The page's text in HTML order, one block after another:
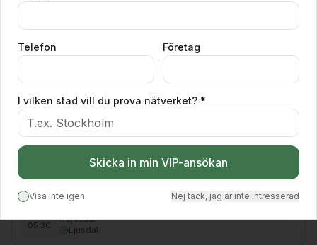
05:30
Nätverksfrukost: Leva bra leva bäst
Klubb 1971 Njurunda SK
1
SEP.
09:30
Nätverksträff med föreläsare
Nätverkslunch: Leva bra leva bäst
HuFF x House Be
2
05:30
Nätverksfrukost: Leva bra leva bäst
Ljusdal
Ljusdal
Telefon Företag
I vilken stad vill du prova nätverket? *
Skicka in min VIP-ansökan
Visa inte igen Nej tack, jag är inte intresserad